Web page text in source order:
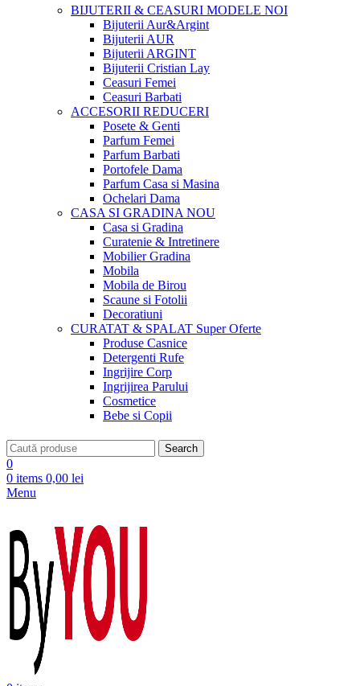
BIJUTERII & CEASURI MODELE NOI
Bijuterii Aur&Argint
Bijuterii AUR
Bijuterii ARGINT
Bijuterii Cristian Lay
Ceasuri Femei
Ceasuri Barbati
ACCESORII REDUCERI
Posete & Genti
Parfum Femei
Parfum Barbati
Portofele Dama
Parfum Casa si Masina
Ochelari Dama
CASA SI GRADINANOU
Casa si Gradina
Curatenie & Intretinere
Mobilier Gradina
Mobila
Mobila de Birou
Scaune si Fotolii
Decoratiuni
CURATAT & SPALAT Super Oferte
Produse Casnice
Detergenti Rufe
Ingrijire Corp
Ingrijirea Parului
Cosmetice
Bebe si Copii
Search
0
0 items 0,00 lei
Menu